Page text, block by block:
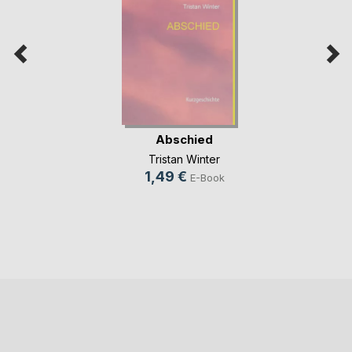
Abschied
Tristan Winter
1,49 € E-Book